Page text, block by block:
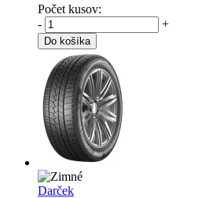
Počet kusov:
-
+
Do košíka
Darček